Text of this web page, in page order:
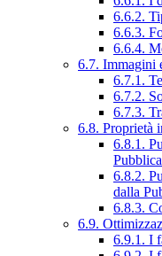
6.6.2.
6.6.3.
6.6.4.
6.7. Immagini
6.7.1.
6.7.2.
6.7.3.
6.8. Proprietà
6.8.1.
6.8.2.
dalla
6.8.3.
6.9.
6.9.1. I